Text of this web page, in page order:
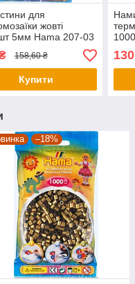
для
жовті
5мм Hama 207-03
158,60 ₴
Купити
130
–18%